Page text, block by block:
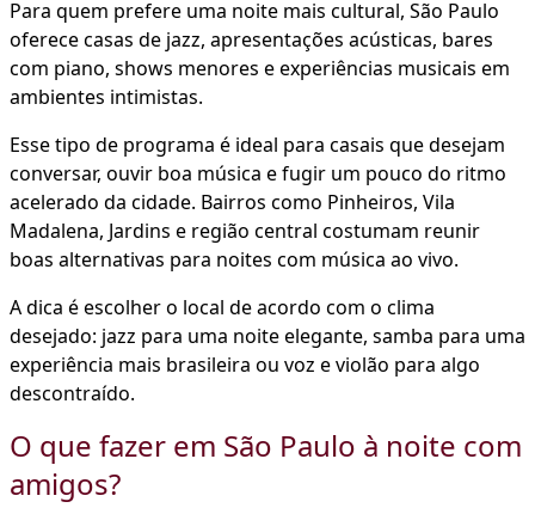
Para quem prefere uma noite mais cultural, São Paulo
oferece casas de jazz, apresentações acústicas, bares
com piano, shows menores e experiências musicais em
ambientes intimistas.
Esse tipo de programa é ideal para casais que desejam
conversar, ouvir boa música e fugir um pouco do ritmo
acelerado da cidade. Bairros como Pinheiros, Vila
Madalena, Jardins e região central costumam reunir
boas alternativas para noites com música ao vivo.
A dica é escolher o local de acordo com o clima
desejado: jazz para uma noite elegante, samba para uma
experiência mais brasileira ou voz e violão para algo
descontraído.
O que fazer em São Paulo à noite com
amigos?